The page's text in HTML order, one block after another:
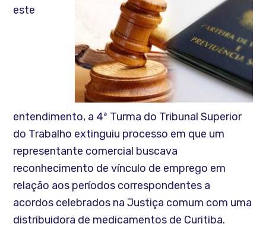
este
entendimento, a 4ª Turma do Tribunal Superior
do Trabalho extinguiu processo em que um
representante comercial buscava
reconhecimento de vínculo de emprego em
relação aos períodos correspondentes a
acordos celebrados na Justiça comum com uma
distribuidora de medicamentos de Curitiba.